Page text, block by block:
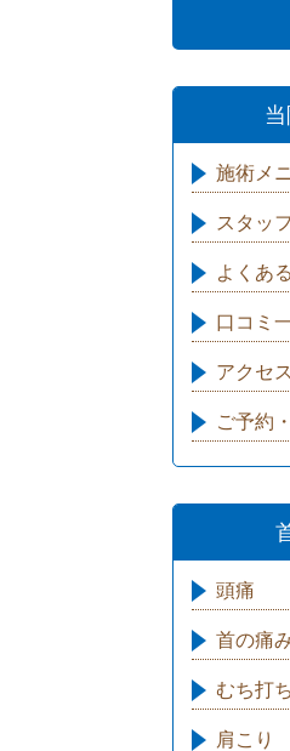
施術メ
スタッ
よくあ
口コミ
アクセ
ご予約
頭痛
首の痛
むち打ち
肩こり